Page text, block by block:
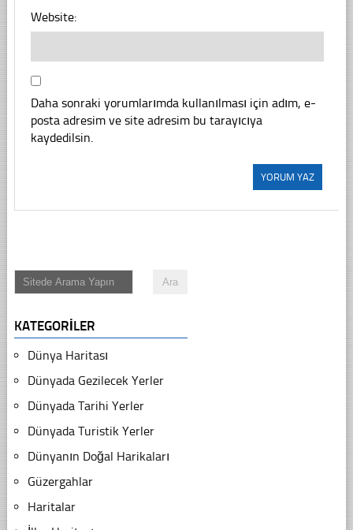
Website:
Daha sonraki yorumlarımda kullanılması için adım, e-
posta adresim ve site adresim bu tarayıcıya
kaydedilsin.
KATEGORILER
Dünya Haritası
Dünyada Gezilecek Yerler
Dünyada Tarihi Yerler
Dünyada Turistik Yerler
Dünyanın Doğal Harikaları
Güzergahlar
Haritalar